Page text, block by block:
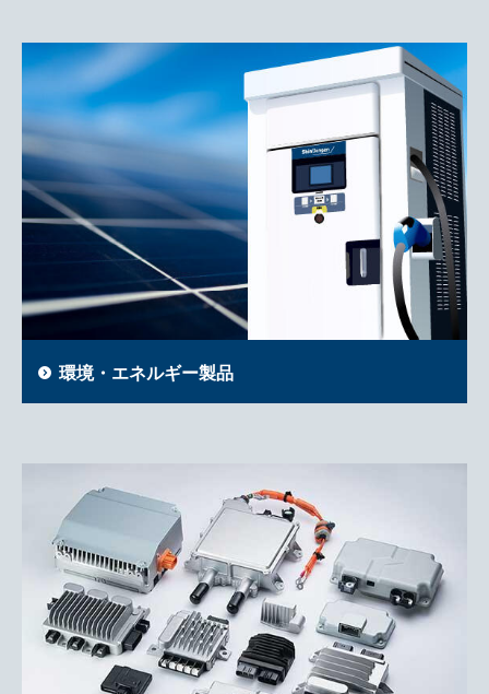
環境・エネルギー製品